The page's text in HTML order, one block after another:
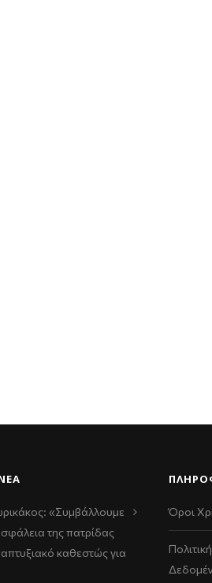
«Συμβάλλουμε
της πατρίδας
καθεστώς για
Όροι